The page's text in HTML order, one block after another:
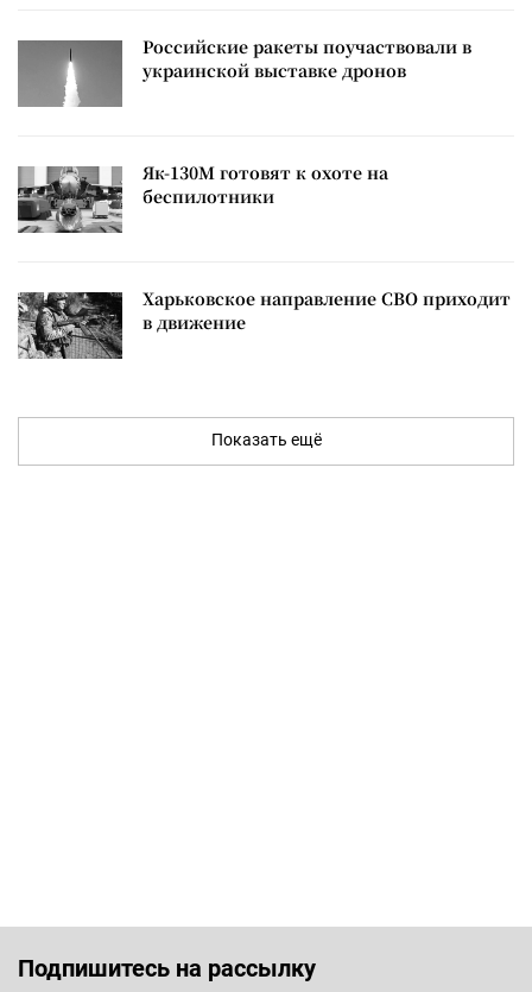
Российские ракеты поучаствовали в
украинской выставке дронов
Як-130М готовят к охоте на
беспилотники
Харьковское направление СВО приходит
в движение
Показать ещё
Подпишитесь на рассылку